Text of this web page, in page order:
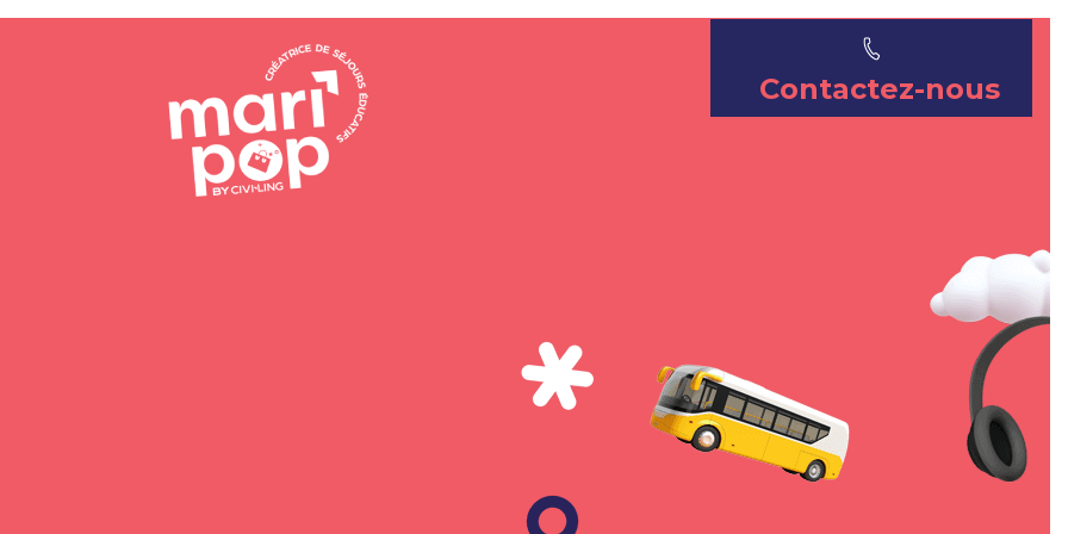
Contactez-nous